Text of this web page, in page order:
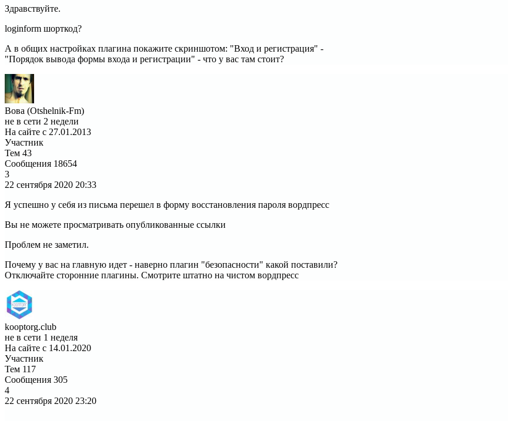
Здравствуйте.
loginform шорткод?
А в общих настройках плагина покажите скриншотом: "Вход и регистрация" -
"Порядок вывода формы входа и регистрации" - что у вас там стоит?
Вова (Otshelnik-Fm)
не в сети 2 недели
На сайте с 27.01.2013
Участник
Тем 43
Сообщения 18654
3
22 сентября 2020 20:33
Я успешно у себя из письма перешел в форму восстановления пароля вордпресс
Вы не можете просматривать опубликованные ссылки
Проблем не заметил.
Почему у вас на главную идет - наверно плагин "безопасности" какой поставили?
Отключайте сторонние плагины. Смотрите штатно на чистом вордпресс
kooptorg.club
не в сети 1 неделя
На сайте с 14.01.2020
Участник
Тем 117
Сообщения 305
4
22 сентября 2020 23:20